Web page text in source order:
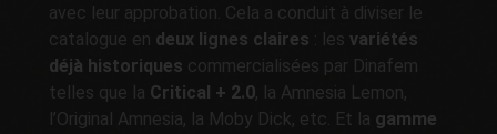
avec leur approbation. Cela a conduit à diviser le
catalogue en deux lignes claires : les variétés
déjà historiques commercialisées par Dinafem
telles que la Critical + 2.0, la Amnesia Lemon,
l’Original Amnesia, la Moby Dick, etc. Et la gamme